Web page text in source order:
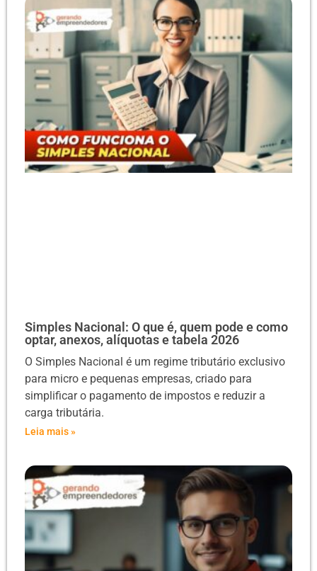
Simples Nacional: O que é, quem pode e como
optar, anexos, alíquotas e tabela 2026
O Simples Nacional é um regime tributário exclusivo
para micro e pequenas empresas, criado para
simplificar o pagamento de impostos e reduzir a
carga tributária.
Leia mais »